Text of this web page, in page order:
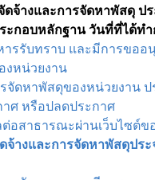
ดจ้างและการจัดหาพัสดุ
กอบหลักฐาน วันที่ที่ได้ทำ
รรับทราบ และมีการขอ
งหน่วยงาน
จัดหาพัสดุของหน่วยงาน
ศ หรือปลดประกาศ
อสาธารณะผ่านเว็บไซต์ข
างและการจัดหาพัสดุปร